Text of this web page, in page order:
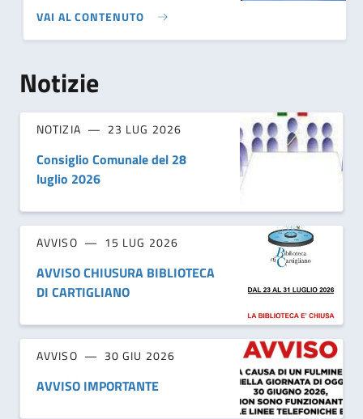
VAI AL CONTENUTO
Notizie
NOTIZIA 23 LUG 2026
Consiglio Comunale del 28
luglio 2026
AVVISO 15 LUG 2026
AVVISO CHIUSURA BIBLIOTECA
DI CARTIGLIANO
AVVISO 30 GIU 2026
AVVISO IMPORTANTE